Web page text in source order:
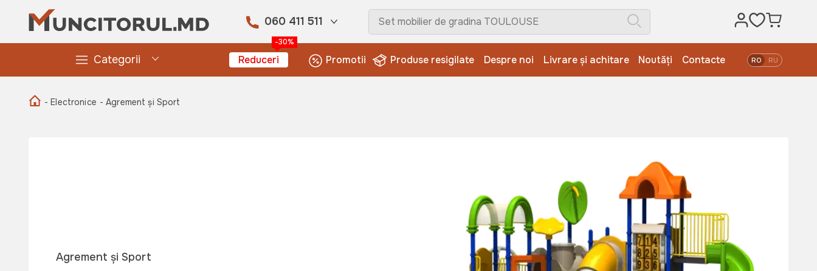
060 411 511
Categorii
-30%
Reduceri Promotii Produse resigilate Despre noi Livrare și achitare Noutăți Contacte RO RU
- Electronice - Agrement și Sport
Agrement și Sport